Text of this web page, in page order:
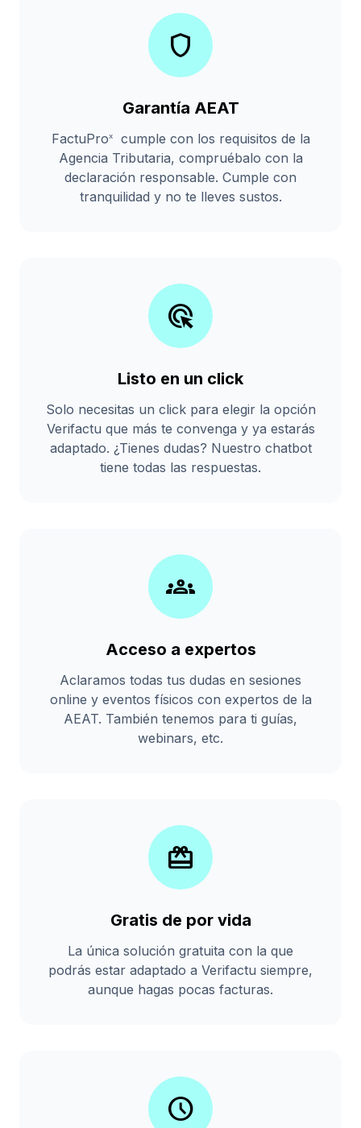
shield
Garantía AEAT
FactuProxcumple con los requisitos de la
Agencia Tributaria, compruébalo con la
declaración responsable. Cumple con
tranquilidad y no te lleves sustos.
ads_click
Listo en un click
Solo necesitas un click para elegir la opción
Verifactu que más te convenga y ya estarás
adaptado. ¿Tienes dudas? Nuestro chatbot
tiene todas las respuestas.
groups
Acceso a expertos
Aclaramos todas tus dudas en sesiones
online y eventos físicos con expertos de la
AEAT. También tenemos para ti guías,
webinars, etc.
card_giftcard
Gratis de por vida
La única solución gratuita con la que
podrás estar adaptado a Verifactu siempre,
aunque hagas pocas facturas.
schedule